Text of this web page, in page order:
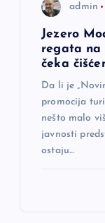
admin
Jezero
regata na
čeka
Da li je
promocija
nešto malo
javnosti
ostaju…